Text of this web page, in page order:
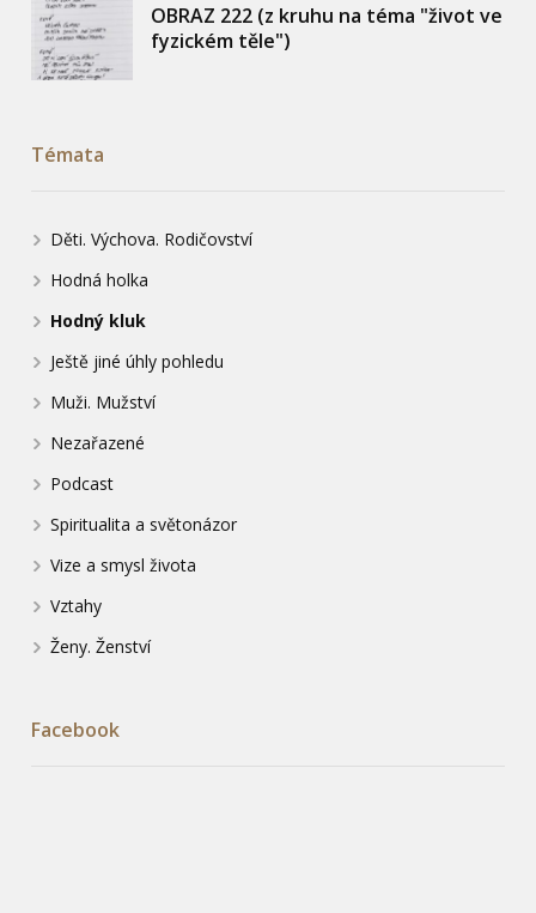
OBRAZ 222 (z kruhu na téma "život ve
fyzickém těle")
Témata
Děti. Výchova. Rodičovství
Hodná holka
Hodný kluk
Ještě jiné úhly pohledu
Muži. Mužství
Nezařazené
Podcast
Spiritualita a světonázor
Vize a smysl života
Vztahy
Ženy. Ženství
Facebook